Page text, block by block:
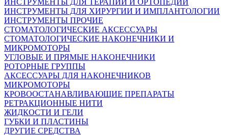
ИНСТРУМЕНТЫ ДЛЯ ТЕРАПИИ И ОРТОПЕДИИ
ИНСТРУМЕНТЫ ДЛЯ ХИРУРГИИ И ИМПЛАНТОЛОГИИ
ИНСТРУМЕНТЫ ПРОЧИЕ
СТОМАТОЛОГИЧЕСКИЕ АКСЕССУАРЫ
СТОМАТОЛОГИЧЕСКИЕ НАКОНЕЧНИКИ И
МИКРОМОТОРЫ
УГЛОВЫЕ И ПРЯМЫЕ НАКОНЕЧНИКИ
РОТОРНЫЕ ГРУППЫ
АКСЕССУАРЫ ДЛЯ НАКОНЕЧНИКОВ
МИКРОМОТОРЫ
КРОВООСТАНАВЛИВАЮЩИЕ ПРЕПАРАТЫ
РЕТРАКЦИОННЫЕ НИТИ
ЖИДКОСТИ И ГЕЛИ
ГУБКИ И ПЛАСТИНЫ
ДРУГИЕ СРЕДСТВА